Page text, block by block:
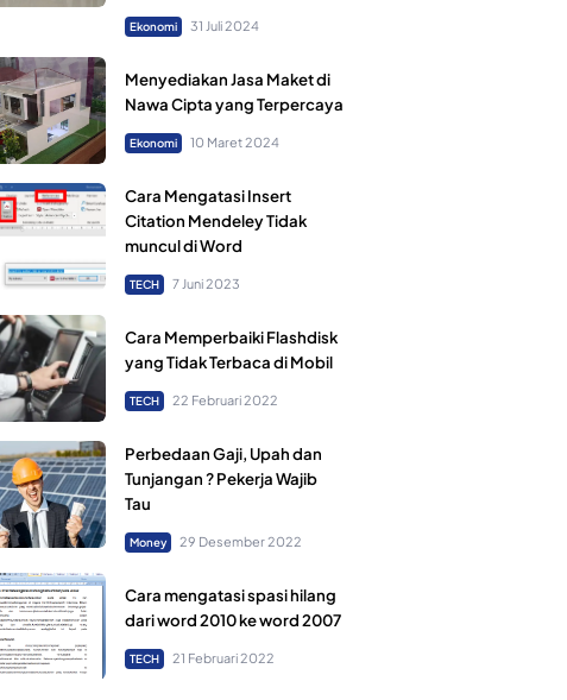
Ekonomi 31 Juli 2024
Menyediakan Jasa Maket di
Nawa Cipta yang Terpercaya
Ekonomi 10 Maret 2024
Cara Mengatasi Insert
Citation Mendeley Tidak
muncul di Word
TECH 7 Juni 2023
Cara Memperbaiki Flashdisk
yang Tidak Terbaca di Mobil
TECH 22 Februari 2022
Perbedaan Gaji, Upah dan
Tunjangan ? Pekerja Wajib
Tau
Money 29 Desember 2022
Cara mengatasi spasi hilang
dari word 2010 ke word 2007
TECH 21 Februari 2022